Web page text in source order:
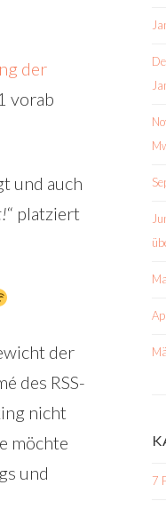
der
vorab
und auch
“ platziert
der
des RSS-
nicht
möchte
und
7